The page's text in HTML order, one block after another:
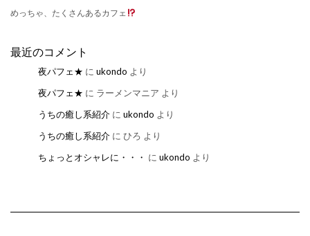
めっちゃ、たくさんあるカフェ
最近のコメント
夜パフェ★ に ukondo より
夜パフェ★ に ラーメンマニア より
うちの癒し系紹介 に ukondo より
うちの癒し系紹介 に ひろ より
ちょっとオシャレに・・・ に ukondo より